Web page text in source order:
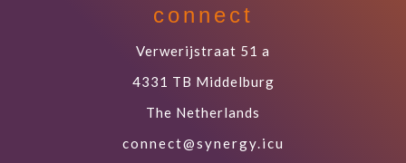
connect
Verwerijstraat 51 a
4331 TB Middelburg
The Netherlands
connect@synergy.icu